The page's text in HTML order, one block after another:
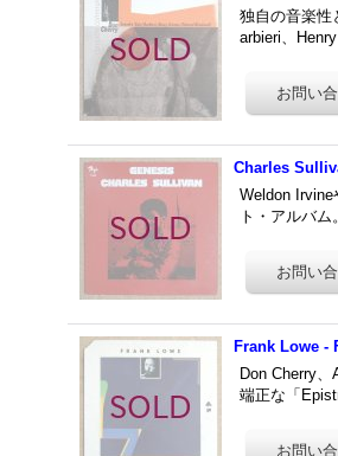
独自の音楽性
arbieri、
Charles
Weldon
ト・アルバ
Frank Lowe -
Don Cherry
端正な「